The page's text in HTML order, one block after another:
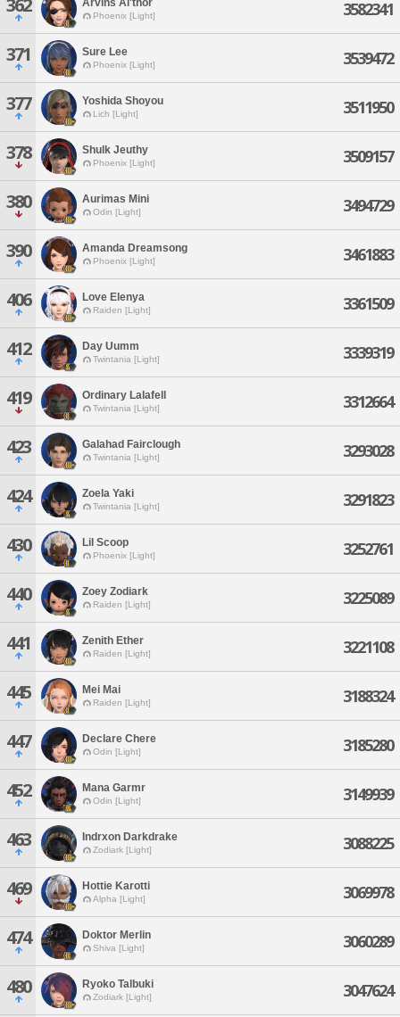
362 Arvins Al'thor
Phoenix [Light] 3582341
371 Sure Lee
Phoenix [Light] 3539472
377 Yoshida Shoyou
Lich [Light] 3511950
378 Shulk Jeuthy
Phoenix [Light] 3509157
380 Aurimas Mini
Odin [Light] 3494729
390 Amanda Dreamsong
Phoenix [Light] 3461883
406 Love Elenya
Raiden [Light] 3361509
412 Day Uumm
Twintania [Light] 3339319
419 Ordinary Lalafell
Twintania [Light] 3312664
423 Galahad Fairclough
Twintania [Light] 3293028
424 Zoela Yaki
Twintania [Light] 3291823
430 Lil Scoop
Phoenix [Light] 3252761
440 Zoey Zodiark
Raiden [Light] 3225089
441 Zenith Ether
Raiden [Light] 3221108
445 Mei Mai
Raiden [Light] 3188324
447 Declare Chere
Odin [Light] 3185280
452 Mana Garmr
Odin [Light] 3149939
463 Indrxon Darkdrake
Zodiark [Light] 3088225
469 Hottie Karotti
Alpha [Light] 3069978
474 Doktor Merlin
Shiva [Light] 3060289
480 Ryoko Talbuki
Zodiark [Light] 3047624